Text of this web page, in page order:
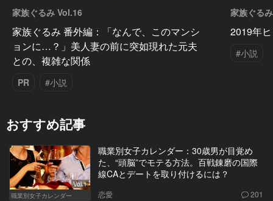
家族ぐるみ Vol.16
家族ぐるみ 番外編：「なんで、このマンシ
ョンに…？」美人妻の前に突如現れた元夫
との、複雑な関係
PR #小説
家族ぐる
2019年
#小説
おすすめ記事
Vol.1
職業別女子カレンダー
職業別女子カレンダー：30歳男が目覚め
た、“頭脳”でモテる方法。百戦錬磨の国際
線CAとデートを取り付けるには？
恋愛 201